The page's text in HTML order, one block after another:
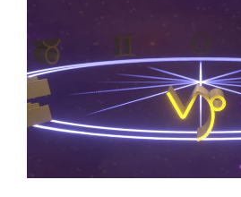
「増
の
法
則」
ど